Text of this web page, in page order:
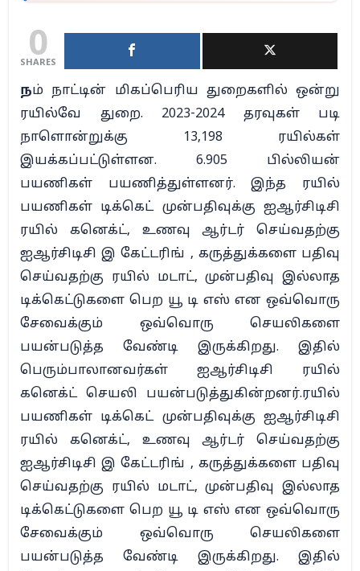
0
SHARES
நம் நாட்டின் மிகப்பெரிய துறைகளில் ஒன்று
ரயில்வே துறை. 2023-2024 தரவுகள் படி
நாளொன்றுக்கு 13,198 ரயில்கள்
இயக்கப்பட்டுள்ளன. 6.905 பில்லியன்
பயணிகள் பயணித்துள்ளனர். இந்த ரயில்
பயணிகள் டிக்கெட் முன்பதிவுக்கு ஐஆர்சிடிசி
ரயில் கனெக்ட், உணவு ஆர்டர் செய்வதற்கு
ஐஆர்சிடிசி இ கேட்டரிங் , கருத்துக்களை பதிவு
செய்வதற்கு ரயில் மடாட், முன்பதிவு இல்லாத
டிக்கெட்டுகளை பெற யூ டி எஸ் என ஒவ்வொரு
சேவைக்கும் ஒவ்வொரு செயலிகளை
பயன்படுத்த வேண்டி இருக்கிறது. இதில்
பெரும்பாலானவர்கள் ஐஆர்சிடிசி ரயில்
கனெக்ட் செயலி பயன்படுத்துகின்றனர்.ரயில்
பயணிகள் டிக்கெட் முன்பதிவுக்கு ஐஆர்சிடிசி
ரயில் கனெக்ட், உணவு ஆர்டர் செய்வதற்கு
ஐஆர்சிடிசி இ கேட்டரிங் , கருத்துக்களை பதிவு
செய்வதற்கு ரயில் மடாட், முன்பதிவு இல்லாத
டிக்கெட்டுகளை பெற யூ டி எஸ் என ஒவ்வொரு
சேவைக்கும் ஒவ்வொரு செயலிகளை
பயன்படுத்த வேண்டி இருக்கிறது. இதில்